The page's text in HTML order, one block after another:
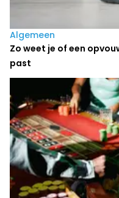
Algemeen
Zo weet je of een
past